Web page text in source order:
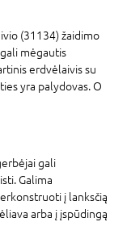
(31134) žaidimo
mėgautis
erdvėlaivis su
yra palydovas. O
gali
Galima
į lanksčią
arba į įspūdingą